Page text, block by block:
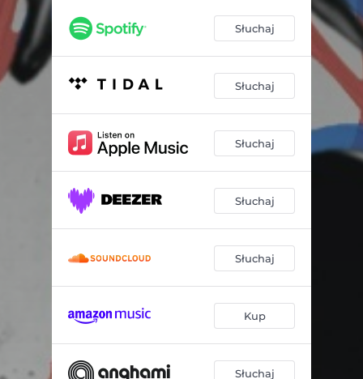
Słuchaj
Słuchaj
Słuchaj
Słuchaj
Słuchaj
Kup
Słuchaj